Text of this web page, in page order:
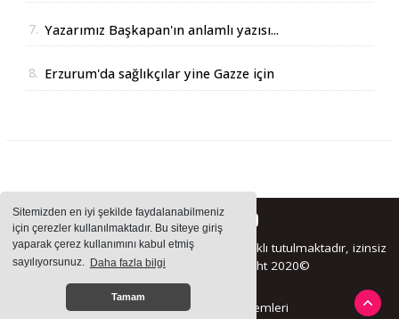
Sitemizden en iyi şekilde faydalanabilmeniz
için çerezler kullanılmaktadır. Bu siteye giriş
yaparak çerez kullanımını kabul etmiş
sayılıyorsunuz. Daha fazla bilgi
Tamam
7. Yazarımız Başkapan'ın anlamlı yazısı...
8. Erzurum'da sağlıkçılar yine Gazze için
Sitemizde bulunan içeriklerin tüm hakları saklı tutulmaktadır, izinsiz
içerikler kullanılamaz. Copyright 2020©
Haber Yazılımı: Haber Sistemleri